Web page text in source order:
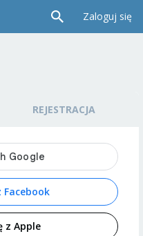
Zaloguj się
REJESTRACJA
Facebook
z Apple